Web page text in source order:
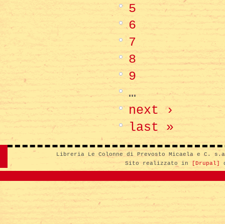
5
6
7
8
9
…
next ›
last »
Libreria Le Colonne di Prevosto Micaela e C.
Sito realizzato in
[Drupal]